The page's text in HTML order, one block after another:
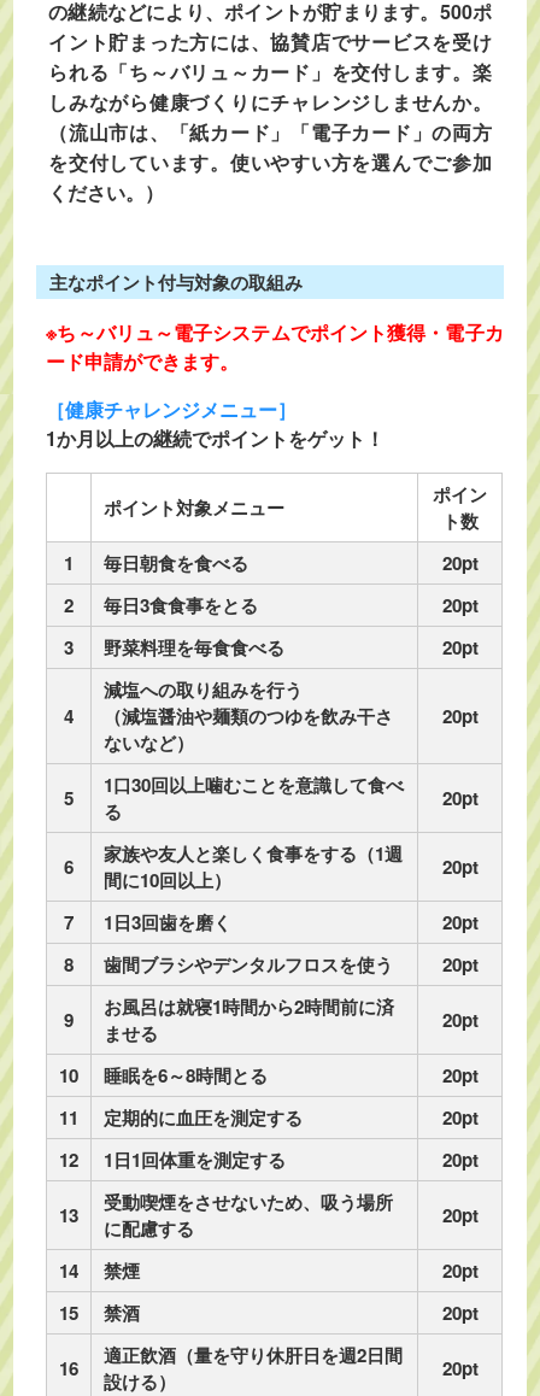
の継続などにより、ポイントが貯まります。500ポ
イント貯まった方には、協賛店でサービスを受け
られる「ち～バリュ～カード」を交付します。楽
しみながら健康づくりにチャレンジしませんか。
（流山市は、「紙カード」「電子カード」の両方
を交付しています。使いやすい方を選んでご参加
ください。）
主なポイント付与対象の取組み
※ち～バリュ～電子システムでポイント獲得・電子カ
ード申請ができます。
［健康チャレンジメニュー］
1か月以上の継続でポイントをゲット！
ポイント対象メニュー
ポイン
ト数
1
毎日朝食を食べる
20pt
2
毎日3食食事をとる
20pt
3
野菜料理を毎食食べる 20pt
4
減塩への取り組みを行う
（減塩醤油や麺類のつゆを飲み干さ
ないなど）
20pt
5
1口30回以上噛むことを意識して食べ
る
20pt
6
家族や友人と楽しく食事をする（1週
間に10回以上）
20pt
7 1日3回歯を磨く
20pt
8
歯間ブラシやデンタルフロスを使う 20pt
9
お風呂は就寝1時間から2時間前に済
ませる
20pt
10 睡眠を6～8時間とる
20pt
11
定期的に血圧を測定する
20pt
12
1日1回体重を測定する 20pt
13
受動喫煙をさせないため、吸う場所
に配慮する
20pt
14 禁煙
20pt
15
禁酒 20pt
16
適正飲酒（量を守り休肝日を週2日間
設ける）
20pt